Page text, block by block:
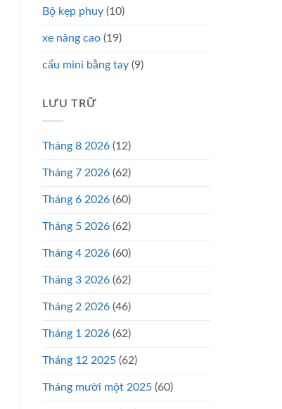
Bộ kẹp phuy (10)
xe nâng cao (19)
cẩu mini bằng tay (9)
LƯU TRỮ
Tháng 8 2026 (12)
Tháng 7 2026 (62)
Tháng 6 2026 (60)
Tháng 5 2026 (62)
Tháng 4 2026 (60)
Tháng 3 2026 (62)
Tháng 2 2026 (46)
Tháng 1 2026 (62)
Tháng 12 2025 (62)
Tháng mười một 2025 (60)